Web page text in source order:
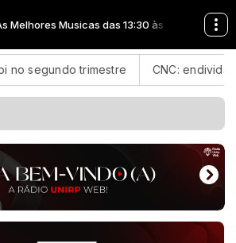
Musicas das 13:30 às 17:00
trimestre CNC: endividamento